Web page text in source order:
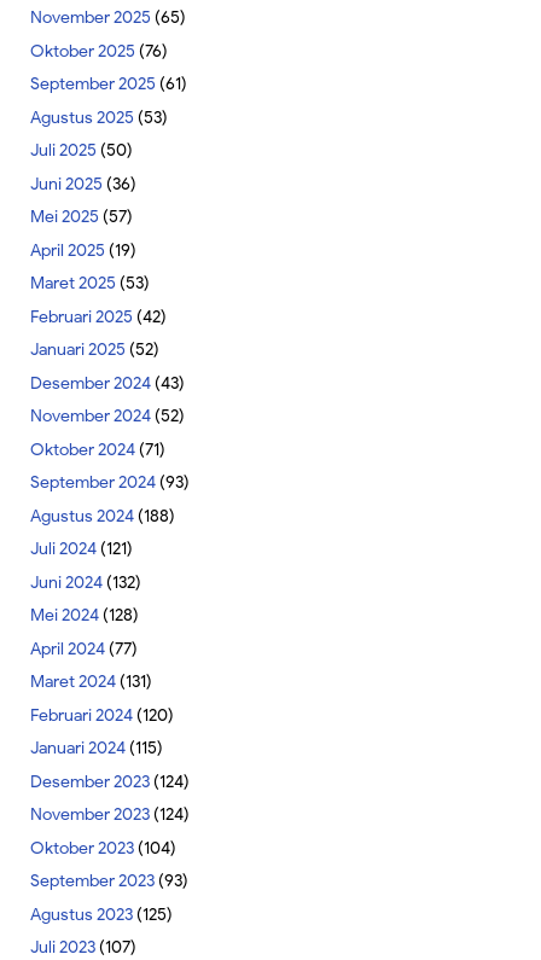
November 2025 (65)
Oktober 2025 (76)
September 2025 (61)
Agustus 2025 (53)
Juli 2025 (50)
Juni 2025 (36)
Mei 2025 (57)
April 2025 (19)
Maret 2025 (53)
Februari 2025 (42)
Januari 2025 (52)
Desember 2024(43)
November 2024(52)
Oktober 2024(71)
September 2024(93)
Agustus 2024(188)
Juli 2024(121)
Juni 2024(132)
Mei 2024(128)
April 2024(77)
Maret 2024(131)
Februari 2024(120)
Januari 2024(115)
Desember 2023(124)
November 2023(124)
Oktober 2023(104)
September 2023(93)
Agustus 2023(125)
Juli 2023(107)